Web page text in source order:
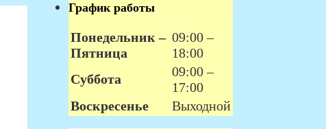
График работы
Понедельник –
Пятница
09:00 –
18:00
Суббота
09:00 –
17:00
Воскресенье
Выходной